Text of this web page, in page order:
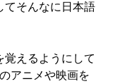
てそんなに日本語
覚えるようにして
アニメや映画を